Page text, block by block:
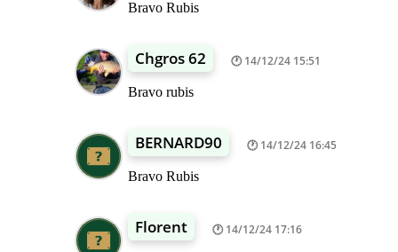
Bravo Rubis
Chgros 62 14/12/24 15:51
Bravo rubis
BERNARD90 14/12/24 16:45
Bravo Rubis
Florent 14/12/24 17:16